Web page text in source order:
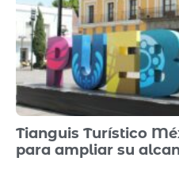
Tianguis Turístico
para ampliar su